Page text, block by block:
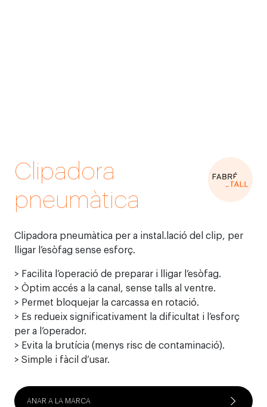
Clipadora
pneumàtica
Clipadora pneumàtica per a instal.lació del clip, per
lligar l’esòfag sense esforç.
> Facilita l’operació de preparar i lligar l’esòfag.
> Òptim accés a la canal, sense talls al ventre.
> Permet bloquejar la carcassa en rotació.
> Es redueix significativament la dificultat i l’esforç
per a l’operador.
> Evita la brutícia (menys risc de contaminació).
> Simple i fàcil d’usar.
ANAR A LA MARCA